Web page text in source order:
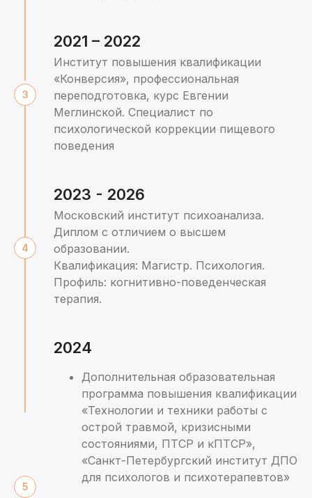
2021 – 2022
Институт повышения квалификации
«Конверсия», профессиональная
переподготовка, курс Евгении
Меглинской. Специалист по
психологической коррекции пищевого
поведения
2023 - 2026
Московский институт психоанализа.
Диплом с отличием о высшем
образовании.
Квалификация: Магистр. Психология.
Профиль: когнитивно-поведенческая
терапия.
2024
Дополнительная образовательная
программа повышения квалификации
«Технологии и техники работы с
острой травмой, кризисными
состояниями, ПТСР и кПТСР»,
«Санкт-Петербургский институт ДПО
для психологов и психотерапевтов»